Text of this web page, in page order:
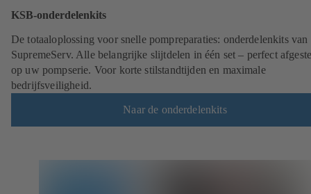
KSB-onderdelenkits
De totaaloplossing voor snelle pompreparaties: onderdelenkits
SupremeServ. Alle belangrijke slijtdelen in één set – perfect
op uw pompserie. Voor korte stilstandtijden en maximale
bedrijfsveiligheid.
Naar de onderdelenkits